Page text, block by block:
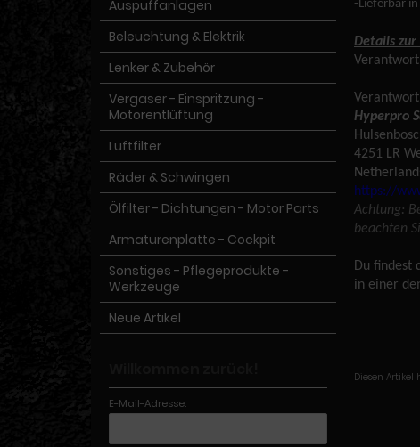
-Lieferbar
Details
Hyperpro
4251 LR
https://
Achtung:
beachten
Du findest
in einer
Diesen Artikel
Auspuffanlagen
Beleuchtung & Elektrik
Lenker & Zubehör
Vergaser - Einspritzung -
Motorentlüftung
Luftfilter
Räder & Schwingen
Ölfilter - Dichtungen - Motor Parts
Armaturenplatte - Cockpit
Sonstiges - Pflegeprodukte -
Werkzeuge
Neue Artikel
E-Mail-Adresse: